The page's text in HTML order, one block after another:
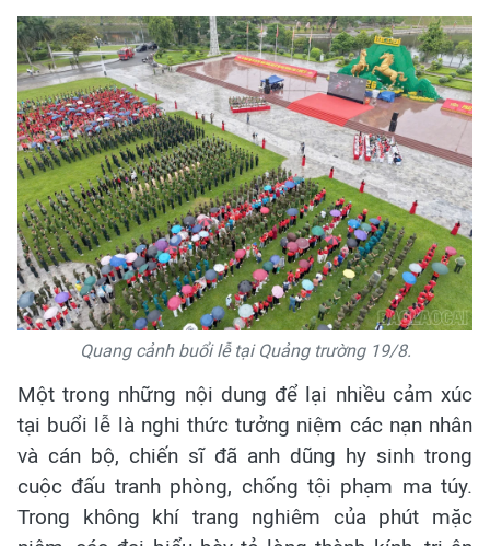
Quang cảnh buổi lễ tại Quảng trường 19/8.
Một trong những nội dung để lại nhiều cảm xúc
tại buổi lễ là nghi thức tưởng niệm các nạn nhân
và cán bộ, chiến sĩ đã anh dũng hy sinh trong
cuộc đấu tranh phòng, chống tội phạm ma túy.
Trong không khí trang nghiêm của phút mặc